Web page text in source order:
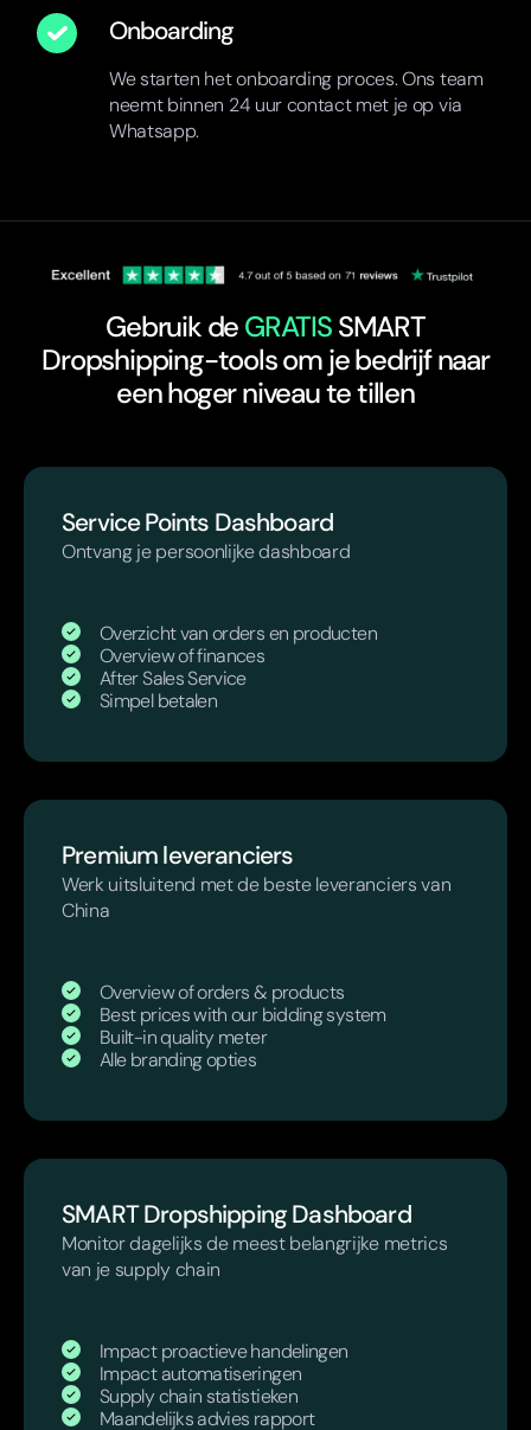
Onboarding
We starten het onboarding proces. Ons team
neemt binnen 24 uur contact met je op via
Whatsapp.
Gebruik deGRATISSMART
Dropshipping-tools om je bedrijf naar
een hoger niveau te tillen
Service Points Dashboard
Ontvang je persoonlijke dashboard
Overzicht van orders en producten
Overview of finances
After Sales Service
Simpel betalen
Premium leveranciers
Werk uitsluitend met de beste leveranciers van
China
Overview of orders & products
Best prices with our bidding system
Built-in quality meter
Alle branding opties
SMART Dropshipping Dashboard
Monitor dagelijks de meest belangrijke metrics
van je supply chain
Impact proactieve handelingen
Impact automatiseringen
Supply chain statistieken
Maandelijks advies rapport